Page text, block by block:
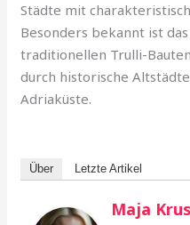
Städte mit
Besonders bekannt ist
traditionellen Trulli-
durch historische
Adriaküste.
Über Letzte Artikel
Maja